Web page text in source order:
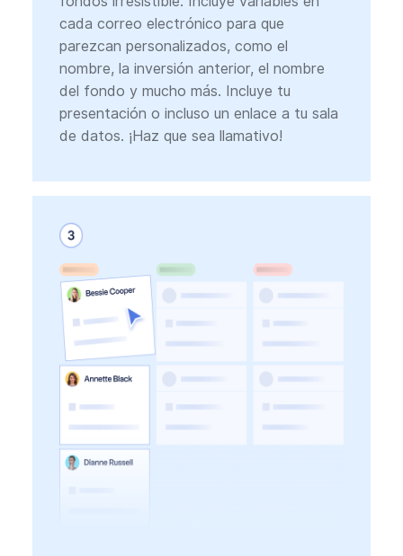
cada correo electrónico para que
parezcan personalizados, como el
nombre, la inversión anterior, el nombre
del fondo y mucho más. Incluye tu
presentación o incluso un enlace a tu sala
de datos. ¡Haz que sea llamativo!